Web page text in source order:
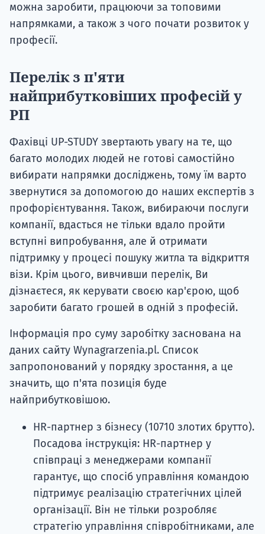
можна заробити, працюючи за топовими
напрямками, а також з чого почати розвиток у
професії.
Перелік з п'яти
найприбутковіших професій у
РП
Фахівці UP-STUDY звертають увагу на те, що
багато молодих людей не готові самостійно
вибирати напрямки досліджень, тому їм варто
звернутися за допомогою до наших експертів з
профорієнтування. Також, вибираючи послуги
компанії, вдасться не тільки вдало пройти
вступні випробування, але й отримати
підтримку у процесі пошуку житла та відкриття
візи. Крім цього, вивчивши перелік, Ви
дізнаєтеся, як керувати своєю кар'єрою, щоб
заробити багато грошей в одній з професій.
Інформація про суму заробітку заснована на
даних сайту Wynagrarzenia.pl. Список
запропонований у порядку зростання, а це
значить, що п'ята позиція буде
найприбутковішою.
HR-партнер з бізнесу (10710 злотих брутто).
Посадова інструкція: HR-партнер у
співпраці з менеджерами компанії
гарантує, що спосіб управління командою
підтримує реалізацію стратегічних цілей
організації. Він не тільки розробляє
стратегію управління співробітниками, але